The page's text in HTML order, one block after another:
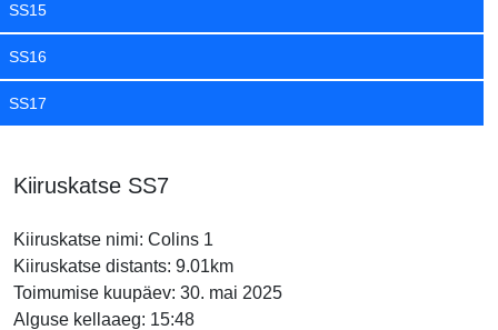
SS15
SS16
SS17
Kiiruskatse SS7
Kiiruskatse nimi: Colins 1
Kiiruskatse distants: 9.01km
Toimumise kuupäev: 30. mai 2025
Alguse kellaaeg: 15:48